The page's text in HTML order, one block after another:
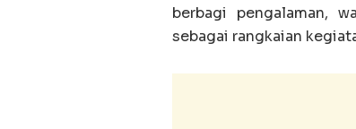
berbagi pengalaman,
sebagai rangkaian